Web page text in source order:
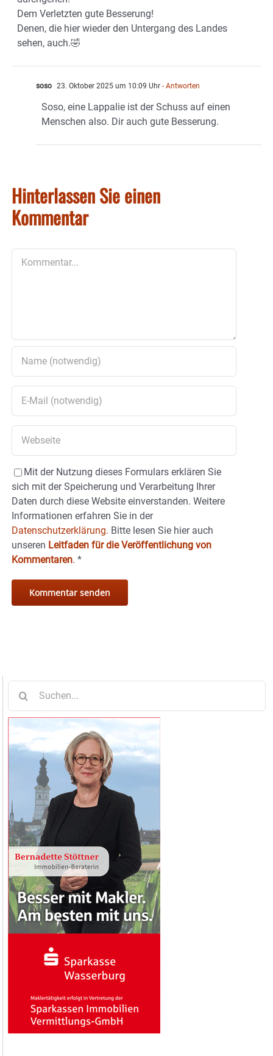
Dem Verletzten gute Besserung!
Denen, die hier wieder den Untergang des Landes
sehen, auch.🤣
soso 23. Oktober 2025 um 10:09 Uhr - Antworten
Soso, eine Lappalie ist der Schuss auf einen
Menschen also. Dir auch gute Besserung.
Hinterlassen Sie einen
Kommentar
Mit der Nutzung dieses Formulars erklären Sie
sich mit der Speicherung und Verarbeitung Ihrer
Daten durch diese Website einverstanden. Weitere
Informationen erfahren Sie in der
Datenschutzerklärung. Bitte lesen Sie hier auch
unseren Leitfaden für die Veröffentlichung von
Kommentaren. *
nach: